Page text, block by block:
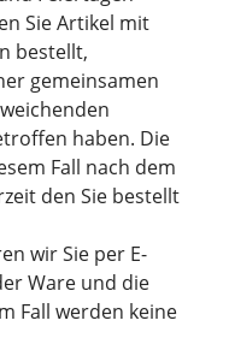
Sie Artikel mit
bestellt,
gemeinsamen
haben. Die
Fall nach dem
den Sie bestellt
wir Sie per E-
Ware und die
Fall werden keine